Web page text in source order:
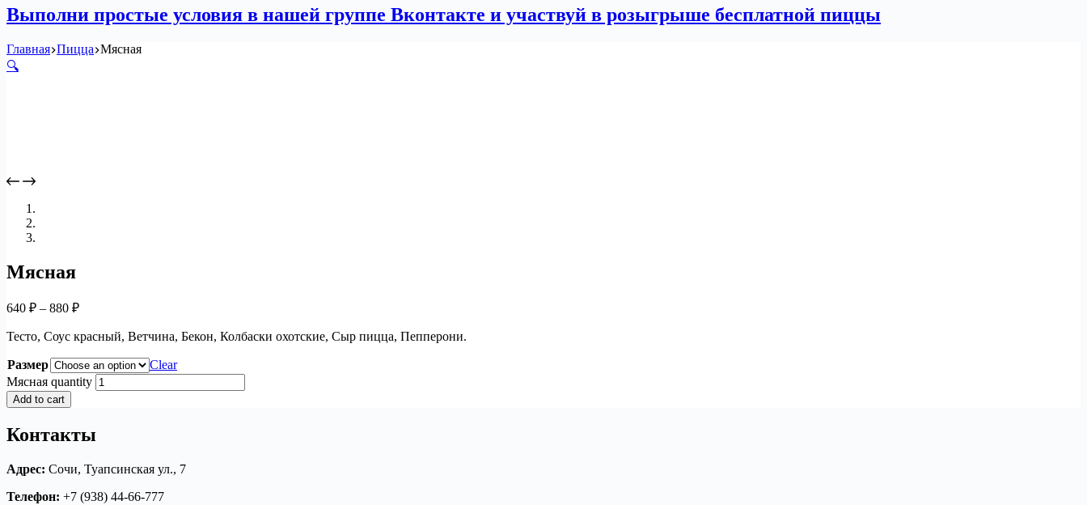
Выполни простые условия в нашей группе Вконтакте и участвуй в розыгрыше бесплатной пиццы
Главная Пицца Мясная
🔍
Мясная
640 ₽ – 880 ₽
Тесто, Соус красный, Ветчина, Бекон, Колбаски охотские, Сыр пицца, Пепперони.
Размер
Clear
Мясная quantity
Add to cart
Контакты
Адрес: Сочи, Туапсинская ул., 7
Телефон: +7 (938) 44-66-777